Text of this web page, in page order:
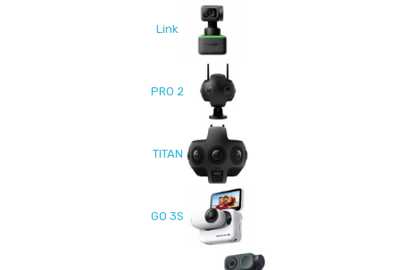
Link
PRO 2
TITAN
GO 3S